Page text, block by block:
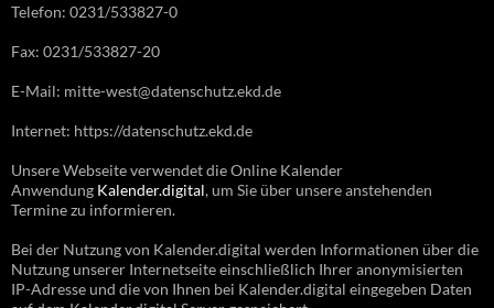
Telefon: 0231/533827-0
Fax: 0231/533827-20
E-Mail: mitte-west@datenschutz.ekd.de
Internet: https://datenschutz.ekd.de
Unsere Webseite verwendet die Online Kalender
Anwendung Kalender.digital, um Sie über unsere anstehenden
Termine zu informieren.
Bei der Nutzung von Kalender.digital werden Informationen über die
Nutzung unserer Internetseite einschließlich Ihrer anonymisierten
IP-Adresse und die von Ihnen bei Kalender.digital eingegeben Daten